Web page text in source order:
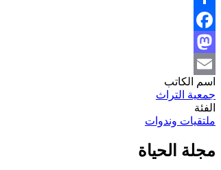
Share
Facebook
Mastodon
Email
اسم الكاتب
جمعية التراث
الفئة
ملتقيات وندوات
مجلة الحياة